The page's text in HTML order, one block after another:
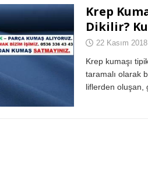
Krep
Dikilir?
22 Kasım 2018
Krep kumaşı
taramalı olarak
liflerden oluşan,